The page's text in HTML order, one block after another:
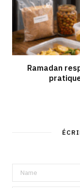
Ramadan